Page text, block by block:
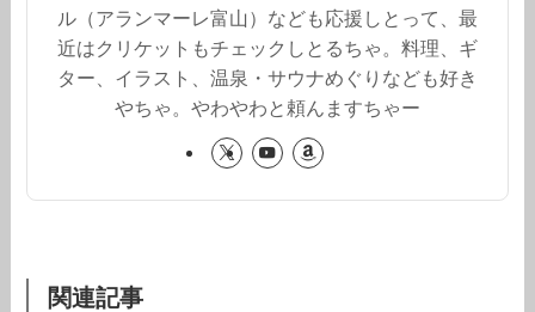
ル（アランマーレ富山）なども応援しとって、最
近はクリケットもチェックしとるちゃ。料理、ギ
ター、イラスト、温泉・サウナめぐりなども好き
やちゃ。やわやわと頼んますちゃー
関連記事